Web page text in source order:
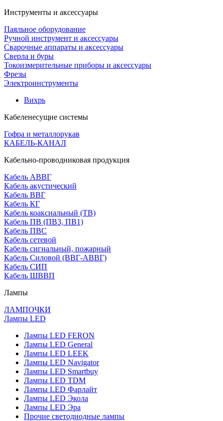
Инструменты и аксессуары
Паяльное оборудование
Ручной инструмент и аксессуары
Сварочные аппараты и аксессуары
Сверла и буры
Токоизмерительные приборы и аксессуары
Фрезы
Электроинструменты
Вихрь
Кабеленесущие системы
Гофра и металлорукав
КАБЕЛЬ-КАНАЛ
Кабельно-проводниковая продукция
Кабель АВВГ
Кабель акустический
Кабель ВВГ
Кабель КГ
Кабель коаксиальный (ТВ)
Кабель ПВ (ПВ3, ПВ1)
Кабель ПВС
Кабель сетевой
Кабель сигнальный, пожарный
Кабель Силовой (ВВГ-АВВГ)
Кабель СИП
Кабель ШВВП
Лампы
ЛАМПОЧКИ
Лампы LED
Лампы LED FERON
Лампы LED General
Лампы LED LEEK
Лампы LED Navigator
Лампы LED Smartbuy
Лампы LED TDM
Лампы LED Фарлайт
Лампы LED Экола
Лампы LED Эра
Прочие светодиодные лампы